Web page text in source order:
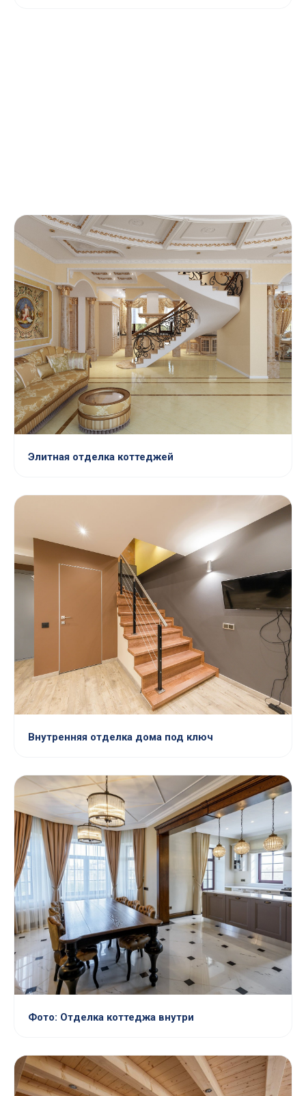
Элитная отделка коттеджей
Внутренняя отделка дома под ключ
Фото: Отделка коттеджа внутри